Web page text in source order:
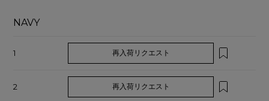
NAVY
1 再入荷リクエスト
2 再入荷リクエスト